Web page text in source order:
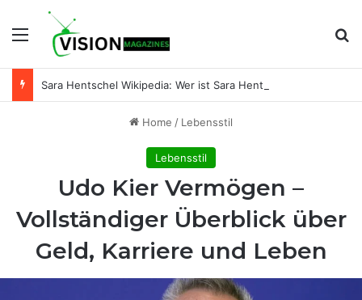
Menu
Home / Lebensstil
Lebensstil
Udo Kier Vermögen –
Vollständiger Überblick über
Geld, Karriere und Leben